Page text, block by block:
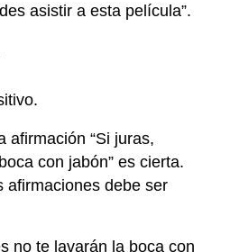
asistir a esta película”.
afirmación “Si juras,
con jabón” es cierta.
afirmaciones debe ser
no te lavarán la boca con